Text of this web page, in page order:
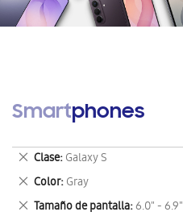
Smartphones
Clase Galaxy S
Eliminar
este
artículo
Color Gray
Eliminar
este
Tamaño de pantalla 6.0" - 6.9"
Eliminar